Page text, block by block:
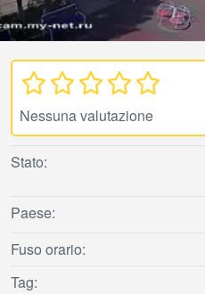
Nessuna valutazione
Stato:
Paese:
Fuso orario:
Tag: